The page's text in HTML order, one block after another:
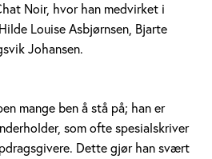
Noir, hvor han medvirket i
Louise Asbjørnsen, Bjarte
Johansen.
mange ben å stå på; han er
som ofte spesialskriver
Dette gjør han svært